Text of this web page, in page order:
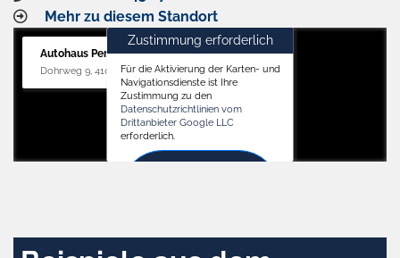
Mehr zu diesem Standort
Autohaus Penders (Service)
Dohrweg 9, 41066 Mönchengladbach
Zustimmung erforderlich
Für die Aktivierung der Karten- und
Navigationsdienste ist Ihre
Zustimmung zu den
Datenschutzrichtlinien vom
Drittanbieter Google LLC
erforderlich.